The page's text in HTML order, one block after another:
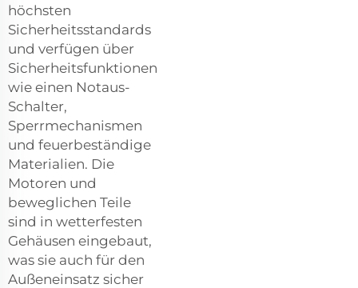
höchsten
Sicherheitsstandards
und verfügen über
Sicherheitsfunktionen
wie einen Notaus-
Schalter,
Sperrmechanismen
und feuerbeständige
Materialien. Die
Motoren und
beweglichen Teile
sind in wetterfesten
Gehäusen eingebaut,
was sie auch für den
Außeneinsatz sicher